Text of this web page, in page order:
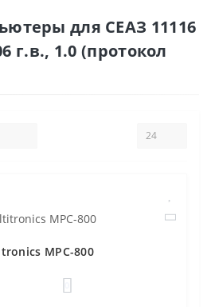
для СЕАЗ 11116
г.в., 1.0 (протокол
MPC-800